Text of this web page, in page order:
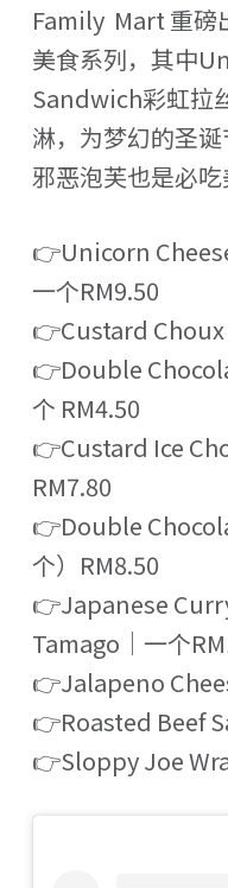
Family Mart 重磅
美食系列，其中
Sandwich彩虹拉
淋，为梦幻的圣诞
邪恶泡芙也是必吃
👉Unicorn
一个RM9.50
👉Custard Choux
👉Double
个 RM4.50
👉Custard Ice
RM7.80
👉Double
个）RM8.50
👉Japanese
Tamago｜一个
👉Jalapeno
👉Roasted Beef
👉Sloppy Joe